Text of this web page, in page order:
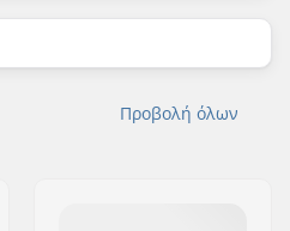
Προβολή όλων